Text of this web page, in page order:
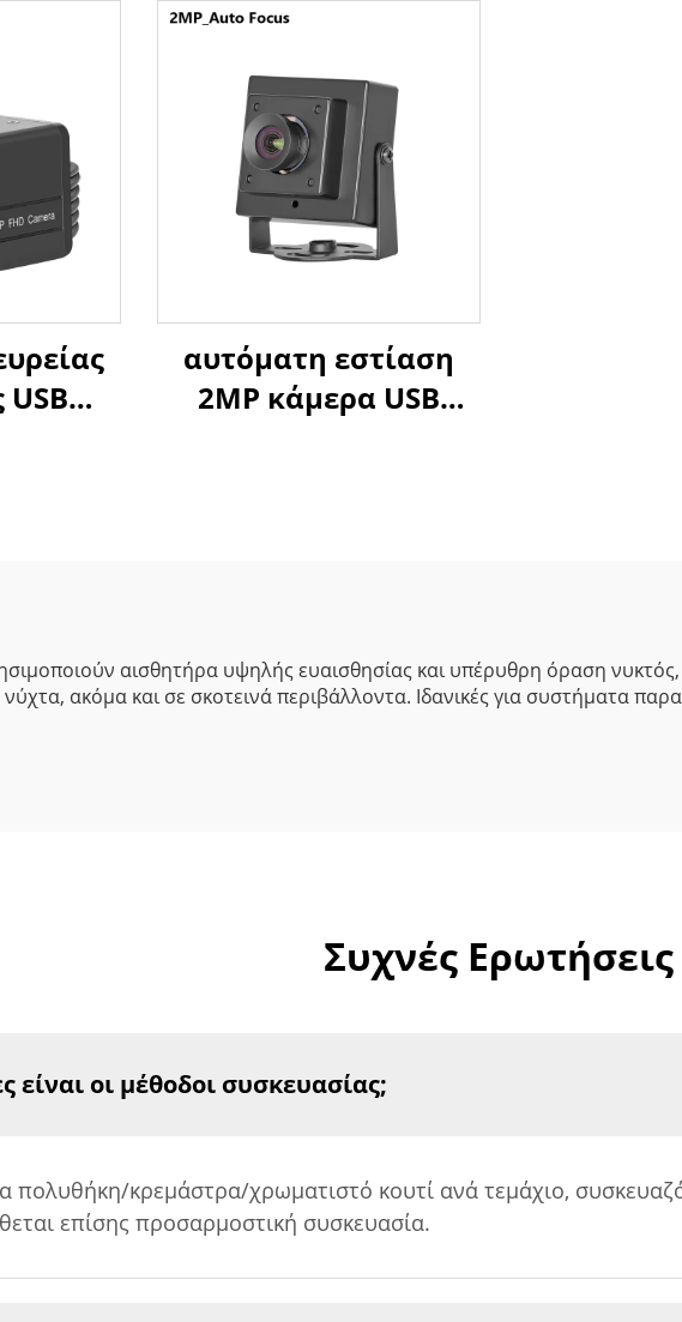
linux
UVC, OTG, plug and
κάμερα
αυτόματη εστίαση
2MP κάμερα USB
αισθητήρα υψηλής ευαισθησίας και υπέρυθρη όραση
ακόμα και σε σκοτεινά περιβάλλοντα. Ιδανικές για συστήματα
Συχνές Ερωτήσεις
είναι οι μέθοδοι συσκευασίας;
πολυθήκη/κρεμάστρα/χρωματιστό κουτί ανά τεμάχιο,
επίσης προσαρμοστική συσκευασία.